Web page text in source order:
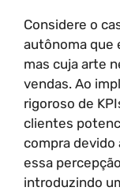
Considere o
autônoma que
mas cuja arte
vendas. Ao
rigoroso de
clientes
compra devido
essa
introduzindo